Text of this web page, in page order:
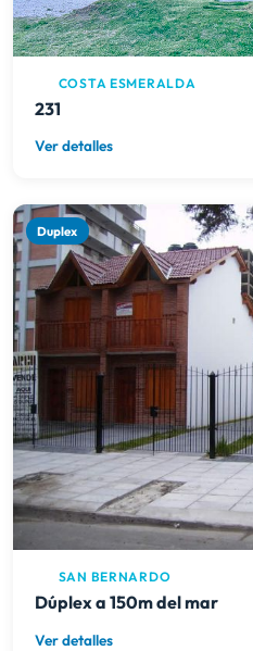
COSTA ESMERALDA
231
Ver detalles
Duplex
SAN BERNARDO
Dúplex a 150m del mar
Ver detalles